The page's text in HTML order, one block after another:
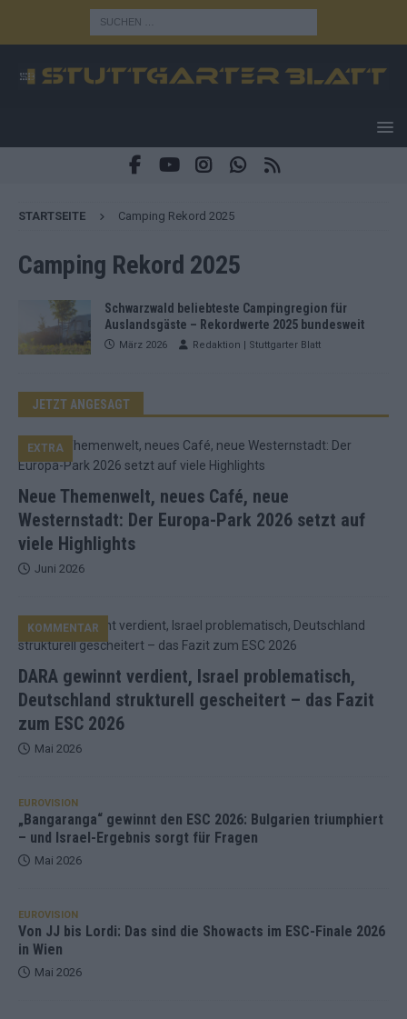
STARTSEITE Camping Rekord 2025
Camping Rekord 2025
Schwarzwald beliebteste Campingregion für
Auslandsgäste – Rekordwerte 2025 bundesweit
März 2026 Redaktion | Stuttgarter Blatt
JETZT ANGESAGT
Neue Themenwelt, neues Café, neue
Westernstadt: Der Europa-Park 2026 setzt auf
viele Highlights
EXTRA
Juni 2026
DARA gewinnt verdient, Israel problematisch,
Deutschland strukturell gescheitert – das Fazit
zum ESC 2026
KOMMENTAR
Mai 2026
EUROVISION
„Bangaranga“ gewinnt den ESC 2026: Bulgarien triumphiert
– und Israel-Ergebnis sorgt für Fragen
Mai 2026
EUROVISION
Von JJ bis Lordi: Das sind die Showacts im ESC-Finale 2026
in Wien
Mai 2026